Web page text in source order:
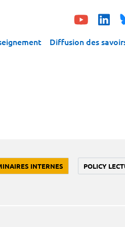
Diffusion des
INTERNES POLICY